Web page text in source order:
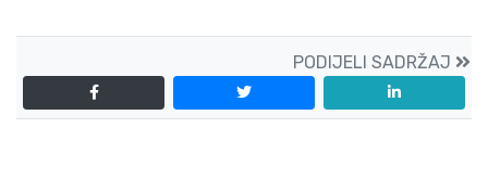
PODIJELI SADRŽAJ